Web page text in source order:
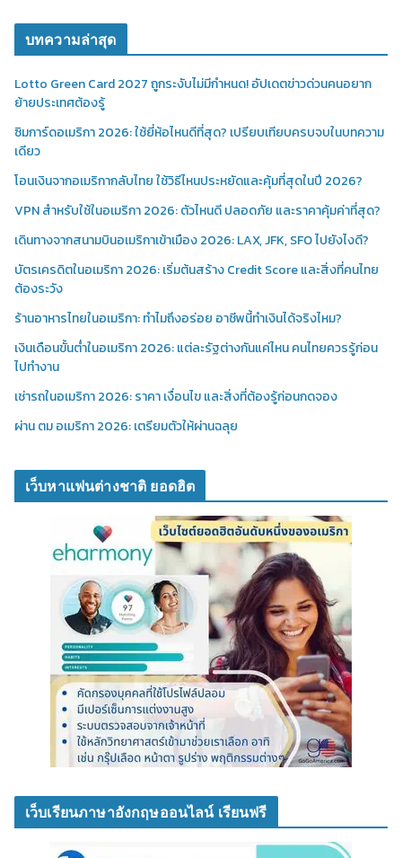
บทความล่าสุด
Lotto Green Card 2027 ถูกระงับไม่มีกำหนด! อัปเดตข่าวด่วนคนอยาก
ย้ายประเทศต้องรู้
ซิมการ์ดอเมริกา 2026: ใช้ยี่ห้อไหนดีที่สุด? เปรียบเทียบครบจบในบทความ
เดียว
โอนเงินจากอเมริกากลับไทย ใช้วิธีไหนประหยัดและคุ้มที่สุดในปี 2026?
VPN สำหรับใช้ในอเมริกา 2026: ตัวไหนดี ปลอดภัย และราคาคุ้มค่าที่สุด?
เดินทางจากสนามบินอเมริกาเข้าเมือง 2026: LAX, JFK, SFO ไปยังไงดี?
บัตรเครดิตในอเมริกา 2026: เริ่มต้นสร้าง Credit Score และสิ่งที่คนไทย
ต้องระวัง
ร้านอาหารไทยในอเมริกา: ทำไมถึงอร่อย อาชีพนี้ทำเงินได้จริงไหม?
เงินเดือนขั้นต่ำในอเมริกา 2026: แต่ละรัฐต่างกันแค่ไหน คนไทยควรรู้ก่อน
ไปทำงาน
เช่ารถในอเมริกา 2026: ราคา เงื่อนไข และสิ่งที่ต้องรู้ก่อนกดจอง
ผ่าน ตม อเมริกา 2026: เตรียมตัวให้ผ่านฉลุย
เว็บหาแฟนต่างชาติ ยอดฮิต
เว็บเรียนภาษาอังกฤษออนไลน์ เรียนฟรี